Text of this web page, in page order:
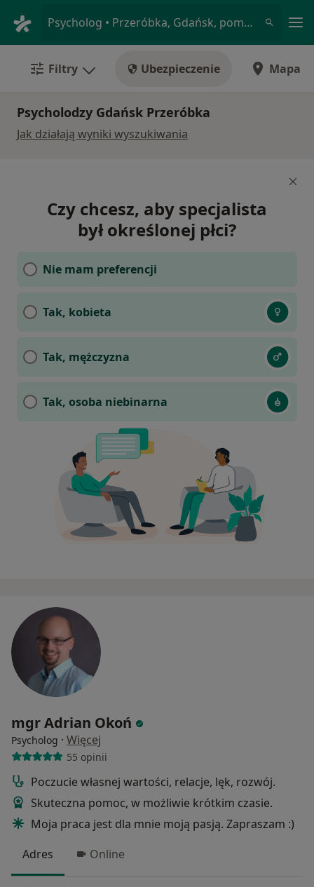
Psycholog • Przeróbka, Gdańsk, pomorskie
Filtry Ubezpieczenie Mapa
Psycholodzy Gdańsk Przeróbka
Jak działają wyniki wyszukiwania
Czy chcesz, aby specjalista
był określonej płci?
Nie mam preferencji
Tak, kobieta
Tak, mężczyzna
Tak, osoba niebinarna
mgr Adrian Okoń
Psycholog · Więcej
55 opinii
Poczucie własnej wartości, relacje, lęk, rozwój.
Skuteczna pomoc, w możliwie krótkim czasie.
Moja praca jest dla mnie moją pasją. Zapraszam :)
Adres
Online